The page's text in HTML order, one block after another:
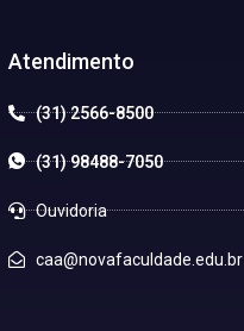
Atendimento
(31) 2566-8500
(31) 98488-7050
Ouvidoria
caa@novafaculdade.edu.br